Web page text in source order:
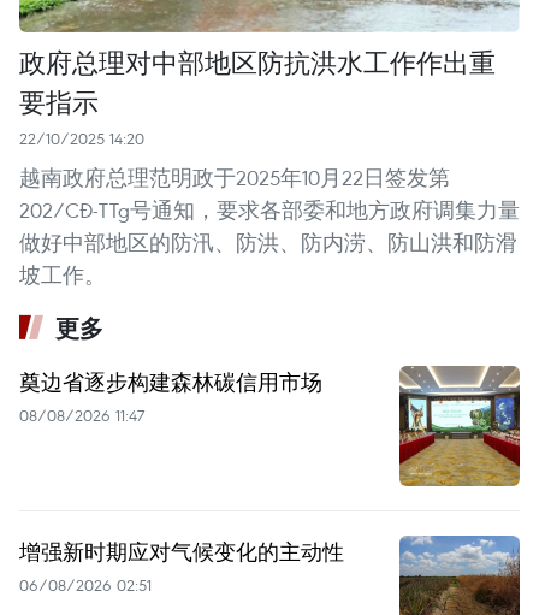
政府总理对中部地区防抗洪水工作作出重
要指示
22/10/2025 14:20
越南政府总理范明政于2025年10月22日签发第
202/CĐ-TTg号通知，要求各部委和地方政府调集力量
做好中部地区的防汛、防洪、防内涝、防山洪和防滑
坡工作。
更多
奠边省逐步构建森林碳信用市场
08/08/2026 11:47
增强新时期应对气候变化的主动性
06/08/2026 02:51